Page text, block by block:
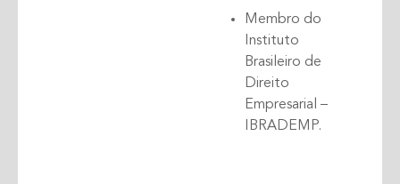
Membro do
Instituto
Brasileiro de
Direito
Empresarial –
IBRADEMP.